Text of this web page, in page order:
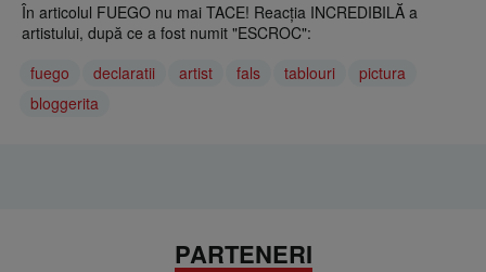
În articolul FUEGO nu mai TACE! Reacţia INCREDIBILĂ a
artistului, după ce a fost numit "ESCROC":
fuego
declaratii artist fals tablouri
pictura
bloggerita
PARTENERI